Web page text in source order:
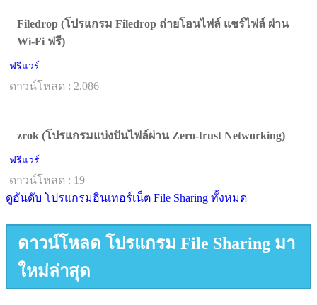
Filedrop (โปรแกรม Filedrop ถ่ายโอนไฟล์ แชร์ไฟล์ ผ่าน
Wi-Fi ฟรี)
ฟรีแวร์
ดาวน์โหลด : 2,086
zrok (โปรแกรมแบ่งปันไฟล์ผ่าน Zero-trust Networking)
ฟรีแวร์
ดาวน์โหลด : 19
ดูอันดับ โปรแกรมอินเทอร์เน็ต File Sharing ทั้งหมด
ดาวน์โหลด โปรแกรม File Sharing มา
ใหม่ล่าสุด